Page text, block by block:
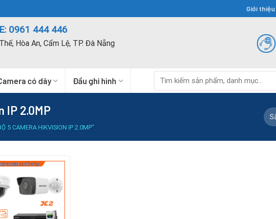
Giới thiệu
0961 444 446
Hòa An, Cẩm Lệ, TP. Đà Nẵng
có dây Đầu ghi hình
kiếm:
IP 2.0MP
5 CAMERA HIKVISION IP 2.0MP”